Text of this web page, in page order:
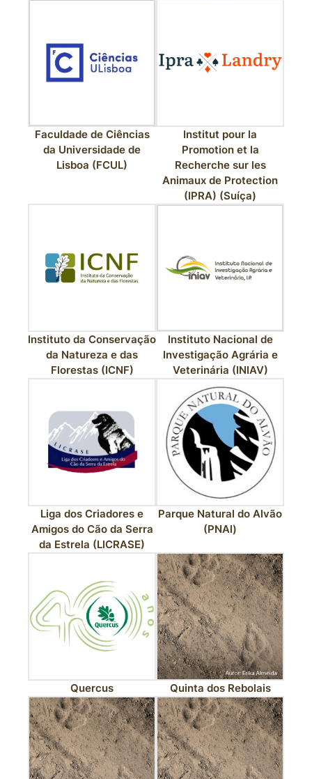
Faculdade de Ciências
da Universidade de
Lisboa (FCUL)
Institut pour la
Promotion et la
Recherche sur les
Animaux de Protection
(IPRA) (Suíça)
Instituto da Conservação
da Natureza e das
Florestas (ICNF)
Instituto Nacional de
Investigação Agrária e
Veterinária (INIAV)
Liga dos Criadores e
Amigos do Cão da Serra
da Estrela (LICRASE)
Parque Natural do Alvão
(PNAl)
Quercus Quinta dos Rebolais